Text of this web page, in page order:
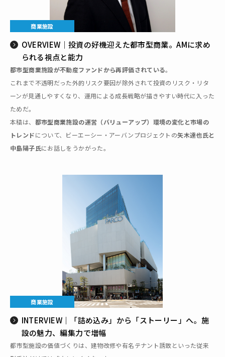
商業施設
OVERVIEW｜投資の好機迎えた都市型商業。AMに求め
られる視点と能力
都市型商業施設が不動産ファンドから再評価されている。
これまで不透明だった外的リスク要因が除外されて投資のリスク・リタ
ーンが見通しやすくなり、運用による成長戦略が描きやすい時代に入った
ためだ。
本稿は、 都市型商業施設の運営（バリューアップ）環境の変化と市場の
トレンドについて、ビーエーシー・アーバンプロジェクトの矢木達也氏と
中島陽子氏にお話しをうかがった。
商業施設
INTERVIEW｜「詰め込み」から「ストーリー」へ。施
設の魅力、編集力で増幅
都市型施設の価値づくりは、建物改修や有名テナント誘致といった従来